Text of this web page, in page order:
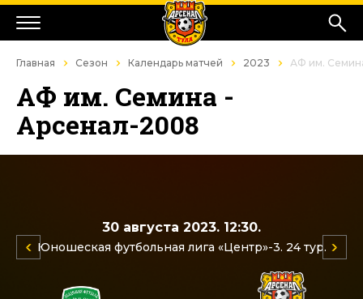
Главная Сезон Календарь матчей 2023 АФ им.
АФ им. Семина -
Арсенал-2008
30 августа 2023. 12:30.
Юношеская футбольная лига «Центр»-3. 24 тур.